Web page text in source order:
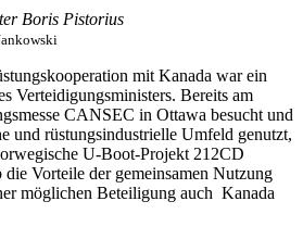
Boris Pistorius
mit Kanada war ein
Verteidigungsministers. Bereits am
CANSEC in Ottawa besucht und
und rüstungsindustrielle Umfeld genutzt,
U-Boot-Projekt 212CD
die Vorteile der gemeinsamen Nutzung
möglichen Beteiligung auch Kanada